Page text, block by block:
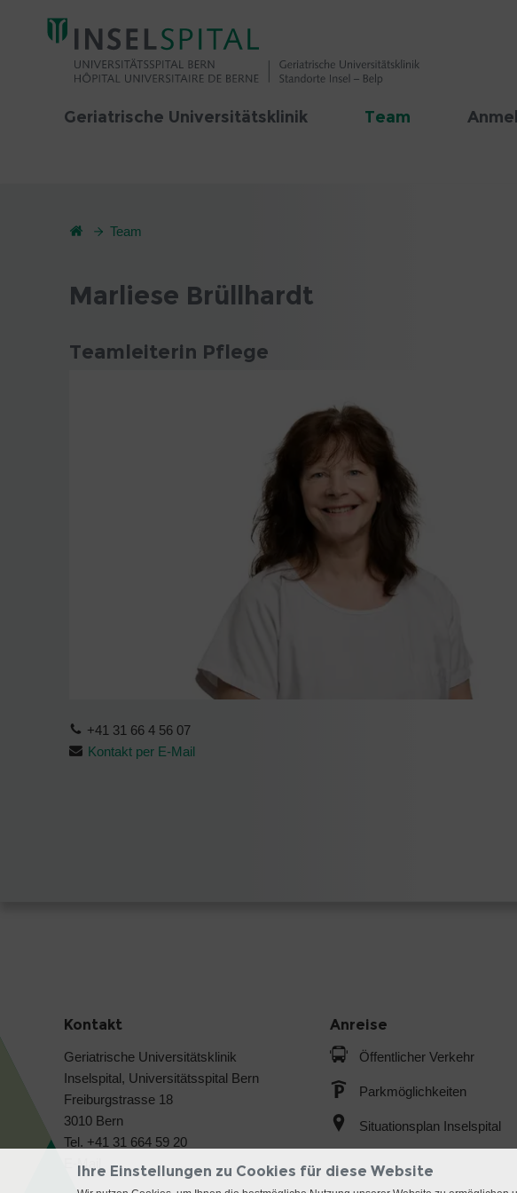
Geriatrische Universitätsklinik Team
Team
Marliese Brüllhardt
Teamleiterin Pflege
+41 31 66 4 56 07
Kontakt per E-Mail
Kontakt
Geriatrische Universitätsklinik
Inselspital, Universitätsspital Bern
Freiburgstrasse 18
3010 Bern
Tel. +41 31 664 59 20
E-Mail
Anreise
Öffentlicher Verkehr
Parkmöglichkeiten
Situationsplan Inselspital
Ihre Einstellungen zu Cookies für diese Website